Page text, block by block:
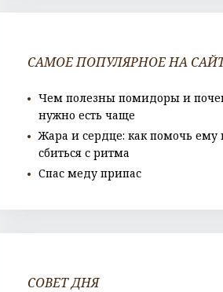
САМОЕ ПОПУЛЯРНОЕ НА
Чем полезны помидоры и
нужно есть чаще
Жара и сердце: как помочь ему
сбиться с ритма
Спас меду припас
СОВЕТ ДНЯ